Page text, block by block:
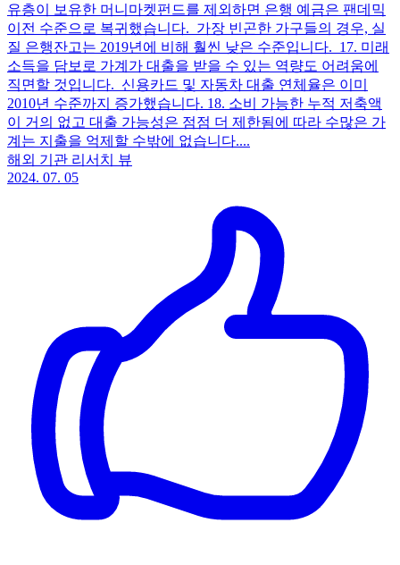
유층이 보유한 머니마켓펀드를 제외하면 은행 예금은 팬데믹
이전 수준으로 복귀했습니다. 가장 빈곤한 가구들의 경우, 실
질 은행잔고는 2019년에 비해 훨씬 낮은 수준입니다. 17. 미래
소득을 담보로 가계가 대출을 받을 수 있는 역량도 어려움에
직면할 것입니다. 신용카드 및 자동차 대출 연체율은 이미
2010년 수준까지 증가했습니다. 18. 소비 가능한 누적 저축액
이 거의 없고 대출 가능성은 점점 더 제한됨에 따라 수많은 가
계는 지출을 억제할 수밖에 없습니다....
해외 기관 리서치 뷰
2024. 07. 05